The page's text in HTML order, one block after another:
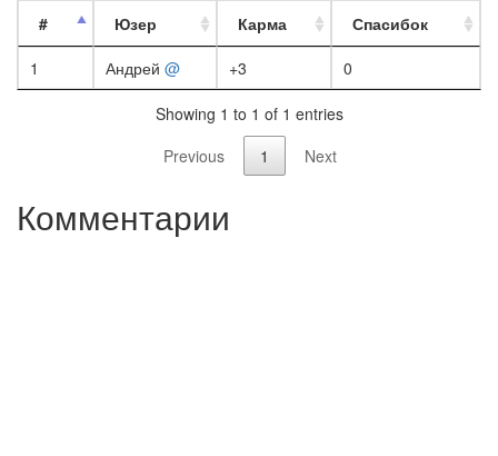
#
Юзер Карма
Спасибок
1
Андрей @ +3 0
Showing 1 to 1 of 1 entries
Previous
1 Next
Комментарии